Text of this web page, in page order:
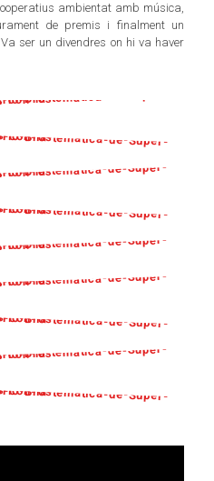
ambientat amb música,
de premis i finalment un
ser un divendres on hi va haver